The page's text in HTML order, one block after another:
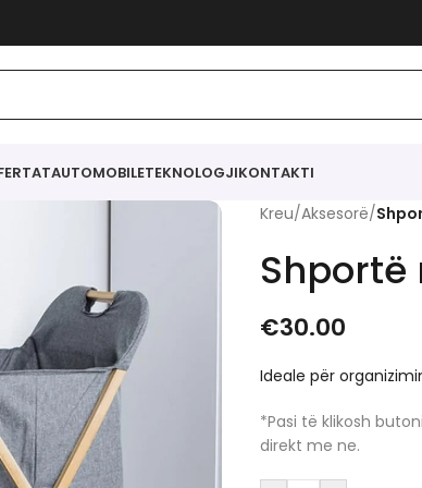
AUTOMOBILETEKNOLOGJIKONTAKTI
Kreu/Aksesorë/
€30.00
Ideale për
*Pasi të klikosh
direkt me ne.